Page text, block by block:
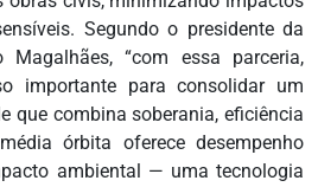
Segundo o presidente da
Magalhães, “com essa parceria,
importante para consolidar um
que combina soberania, eficiência
órbita oferece desempenho
ambiental — uma tecnologia